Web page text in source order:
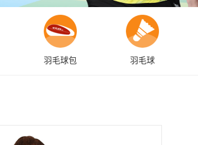
羽毛球包 羽毛球